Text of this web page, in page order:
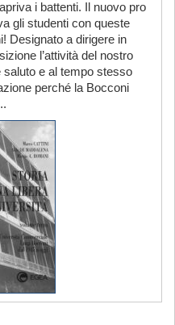
i battenti. Il nuovo pro
gli studenti con queste
Designato a dirigere in
l’attività del nostro
e al tempo stesso
perché la Bocconi